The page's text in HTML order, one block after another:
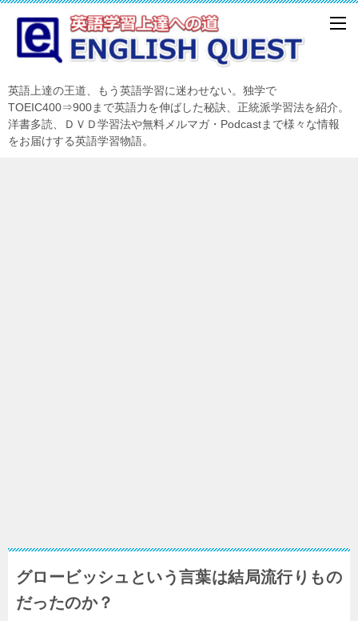
英語上達の王道、もう英語学習に迷わせない。独学で
TOEIC400⇒900まで英語力を伸ばした秘訣、正統派学習法を紹介。
洋書多読、ＤＶＤ学習法や無料メルマガ・Podcastまで様々な情報
をお届けする英語学習物語。
グロービッシュという言葉は結局流行りもの
だったのか？